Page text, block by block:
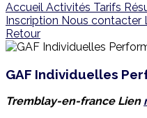
Accueil Activités Tarifs
Inscription Nous contacter
Retour
GAF Individuelles
Tremblay-en-france Lien